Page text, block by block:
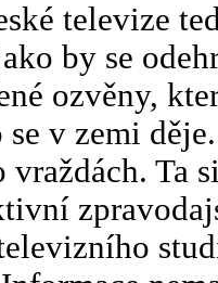
televize
by se
ozvěny,
se v zemi
vraždách. Ta